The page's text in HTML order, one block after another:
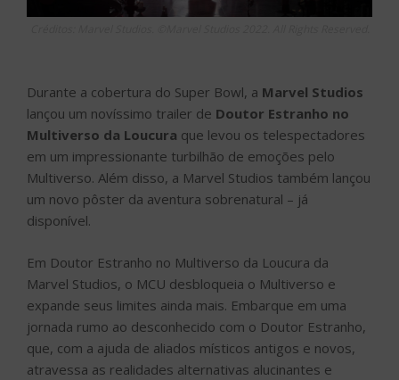
Durante a cobertura do Super Bowl, a Marvel Studios
lançou um novíssimo trailer de Doutor Estranho no
Multiverso da Loucura que levou os telespectadores
em um impressionante turbilhão de emoções pelo
Multiverso. Além disso, a Marvel Studios também lançou
um novo pôster da aventura sobrenatural – já
disponível.
Em Doutor Estranho no Multiverso da Loucura da
Marvel Studios, o MCU desbloqueia o Multiverso e
expande seus limites ainda mais. Embarque em uma
jornada rumo ao desconhecido com o Doutor Estranho,
que, com a ajuda de aliados místicos antigos e novos,
atravessa as realidades alternativas alucinantes e